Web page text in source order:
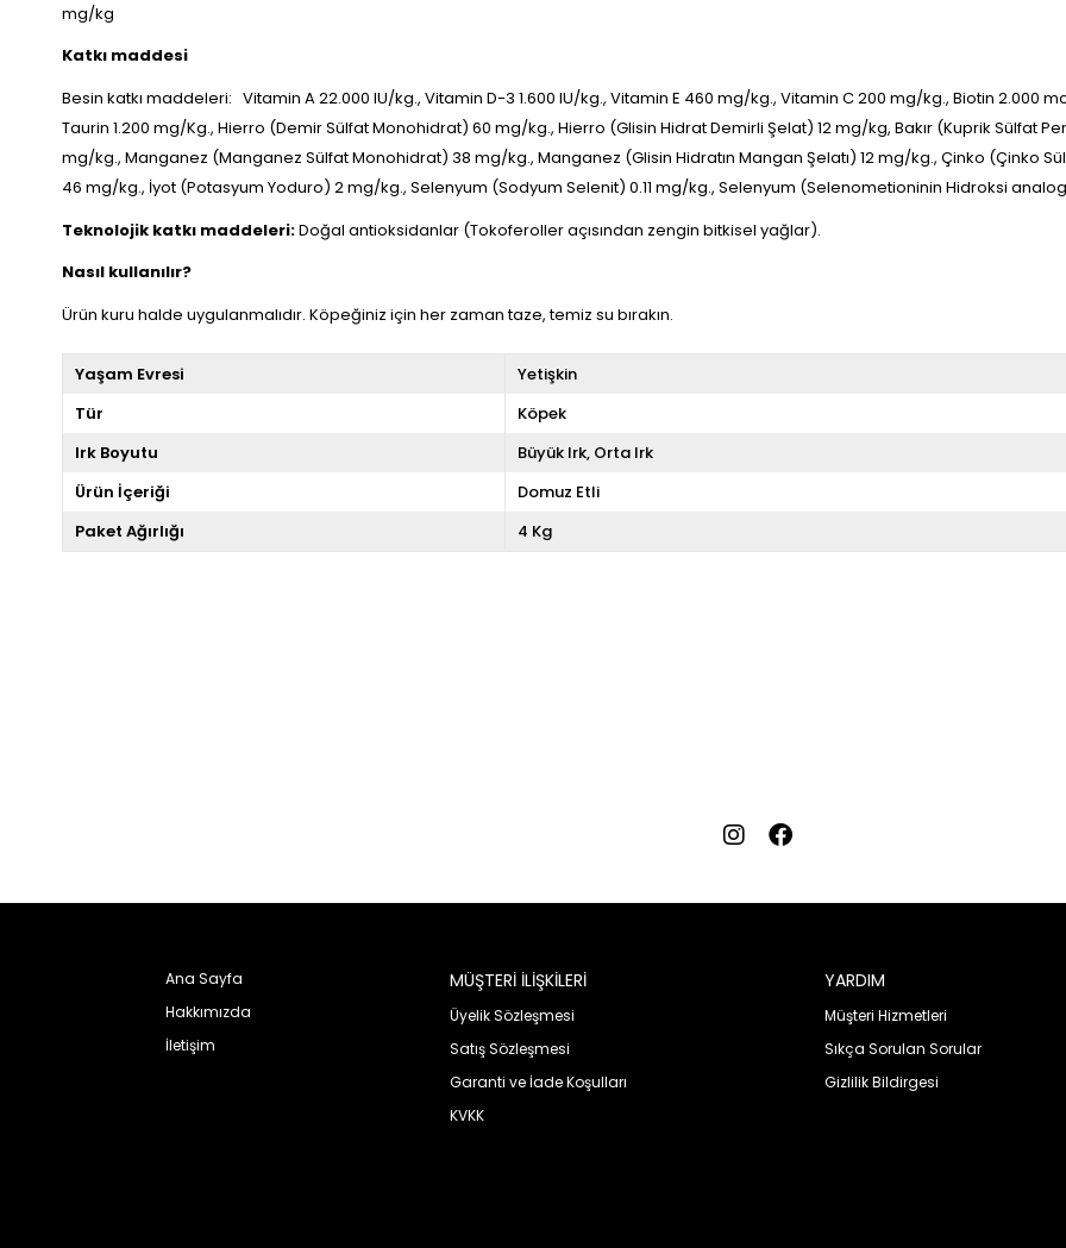
mg/kg
Katkı maddesi
Besin katkı maddeleri: Vitamin A 22.000 IU/kg., Vitamin D-3 1.600 IU/kg., Vitamin E 460 mg/kg., Vitamin C 200 mg/kg., Biotin 2.000
Taurin 1.200 mg/Kg., Hierro (Demir Sülfat Monohidrat) 60 mg/kg., Hierro (Glisin Hidrat Demirli Şelat) 12 mg/kg, Bakır (Kuprik Sülfat
mg/kg., Manganez (Manganez Sülfat Monohidrat) 38 mg/kg., Manganez (Glisin Hidratın Mangan Şelatı) 12 mg/kg., Çinko (Çinko
46 mg/kg., İyot (Potasyum Yoduro) 2 mg/kg., Selenyum (Sodyum Selenit) 0.11 mg/kg., Selenyum (Selenometioninin Hidroksi
Teknolojik katkı maddeleri:Doğal antioksidanlar (Tokoferoller açısından zengin bitkisel yağlar).
Nasıl kullanılır?
Ürün kuru halde uygulanmalıdır. Köpeğiniz için her zaman taze, temiz su bırakın.
Yaşam Evresi
Yetişkin
Tür
Köpek
Irk Boyutu
Büyük Irk Orta Irk
Ürün İçeriği
Domuz Etli
Paket Ağırlığı
4 Kg
Ana Sayfa
Hakkımızda
İletişim
MÜŞTERİ İLİŞKİLERİ
Üyelik Sözleşmesi
Satış Sözleşmesi
Garanti ve İade Koşulları
KVKK
YARDIM
Müşteri Hizmetleri
Sıkça Sorulan Sorular
Gizlilik Bildirgesi